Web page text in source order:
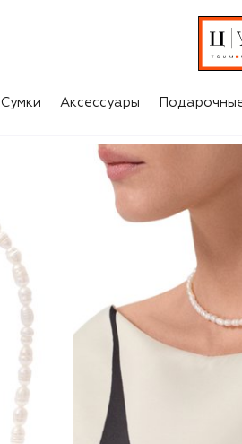
Сумки Аксессуары